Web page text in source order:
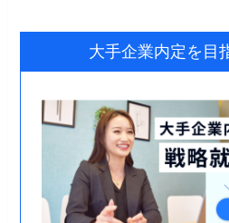
大手企業内定を目